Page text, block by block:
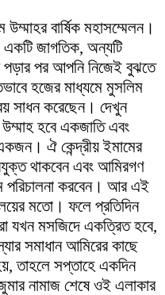
বার্ষিক মহাসম্মেলন।
জাগতিক, অন্যটি
পড়ার পর আপনি নিজেই বুঝতে
হজের মাধ্যমে মুসলিম
সাধন করেছেন। দেখুন
হবে একজাতি এবং
একজন। ঐ কেন্দ্রীয় ইমামের
থাকবেন এবং আমিরগণ
পরিচালনা করবেন। আর এই
মতো। ফলে প্রতিদিন
যখন মসজিদে একত্রিত হবে,
সমাধান আমিরের কাছে
তাহলে সপ্তাহে একদিন
নামাজ শেষে ওই এলাকার